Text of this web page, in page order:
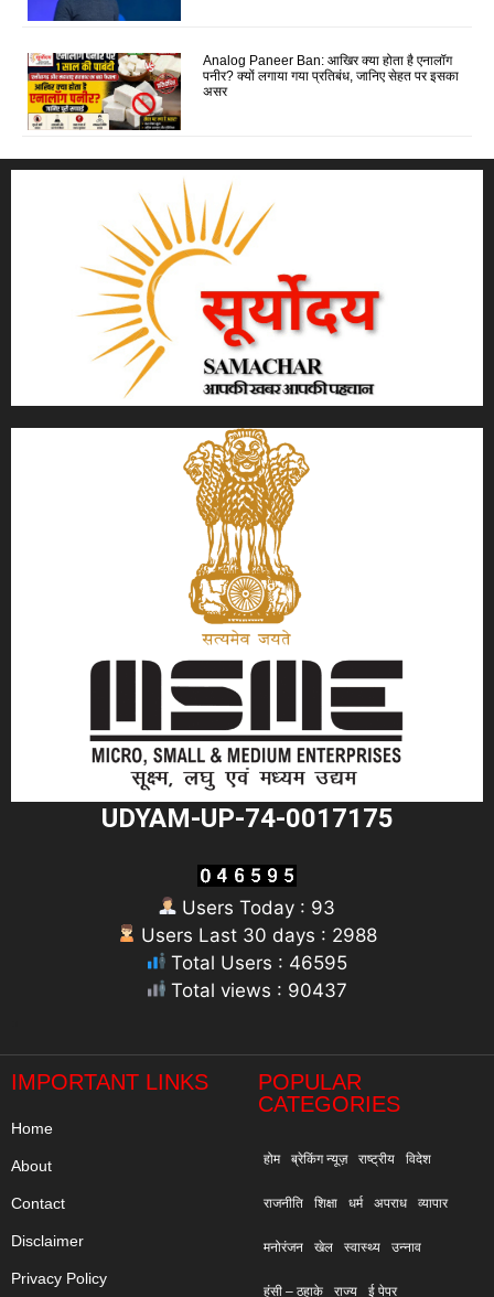
Analog Paneer Ban: आखिर क्या होता है एनालॉग
पनीर? क्यों लगाया गया प्रतिबंध, जानिए सेहत पर इसका
असर
UDYAM-UP-74-0017175
Users Today : 93
Users Last 30 days : 2988
Total Users : 46595
Total views : 90437
IMPORTANT LINKS
Home
About
Contact
Disclaimer
Privacy Policy
POPULAR
CATEGORIES
होम ब्रेकिंग न्यूज़ राष्ट्रीय विदेश
राजनीति शिक्षा धर्म अपराध व्यापार
मनोरंजन खेल स्वास्थ्य उन्नाव
हंसी – ठहाके राज्य ई पेपर